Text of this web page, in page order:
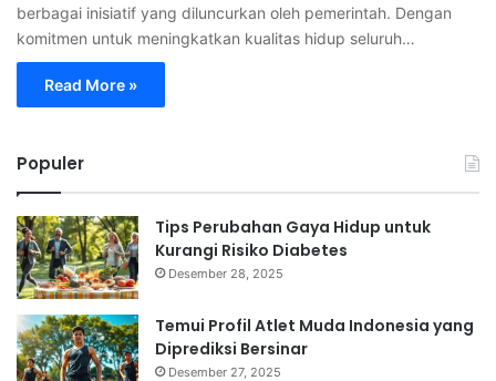
berbagai inisiatif yang diluncurkan oleh pemerintah. Dengan
komitmen untuk meningkatkan kualitas hidup seluruh…
Read More »
Populer
Tips Perubahan Gaya Hidup untuk
Kurangi Risiko Diabetes
Desember 28, 2025
Temui Profil Atlet Muda Indonesia yang
Diprediksi Bersinar
Desember 27, 2025